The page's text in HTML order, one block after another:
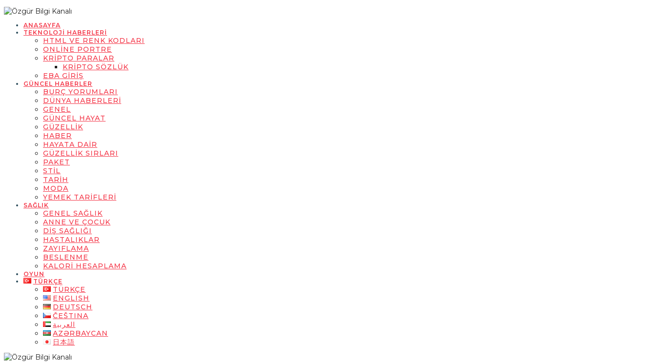
ANASAYFA
TEKNOLOJI HABERLERI
HTML VE RENK KODLARI
ONLINE PORTRE
KRIPTO PARALAR
KRIPTO SÖZLÜK
EBA GIRIŞ
GÜNCEL HABERLER
BURÇ YORUMLARI
DÜNYA HABERLERI
GENEL
GÜNCEL HAYAT
GÜZELLIK
HABER
HAYATA DAIR
GÜZELLIK SIRLARI
PAKET
STIL
TARIH
MODA
YEMEK TARIFLERI
SAĞLIK
GENEL SAĞLIK
ANNE VE ÇOCUK
DIŞ SAĞLIĞI
HASTALIKLAR
ZAYIFLAMA
BESLENME
KALORI HESAPLAMA
OYUN
TÜRKÇE
TÜRKÇE
ENGLISH
DEUTSCH
ČEŠTINA
العربية
AZƏRBAYCAN
日本語